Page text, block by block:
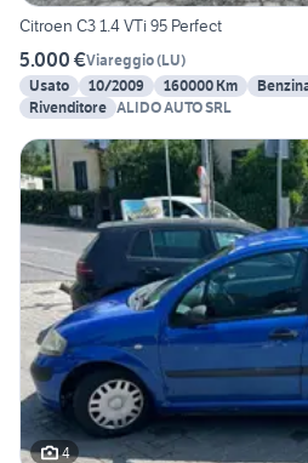
Citroen C3 1.4 VTi 95 Perfect
5.000 €Viareggio(LU)
Usato
10/2009 160000 Km
Rivenditore ALIDO AUTO SRL
4